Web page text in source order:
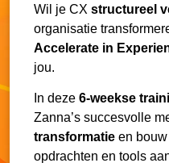
Wil je CX structureel
organisatie
Accelerate in
jou.
In deze 6-weekse
Zanna’s succesvolle
transformatie en
opdrachten en tools